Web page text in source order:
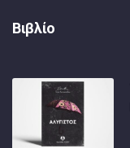
Βιβλίο